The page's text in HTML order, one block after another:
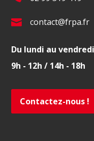
l
.
:
E
m
a
:
contact@frpa.fr
Du lundi au vendredi
9h - 12h / 14h - 18h
Contactez-nous !